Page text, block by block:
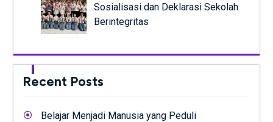
Sosialisasi dan Deklarasi Sekolah
Berintegritas
Recent Posts
Belajar Menjadi Manusia yang Peduli